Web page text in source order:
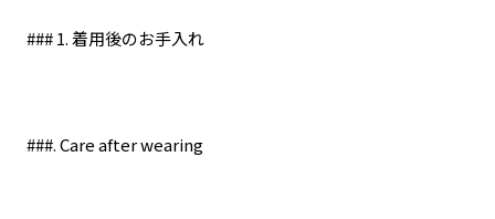
### 1.着用後のお手入れ
###. Care after wearing